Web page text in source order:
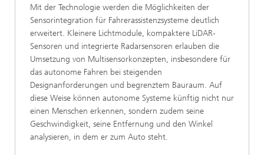
Mit der Technologie werden die Möglichkeiten der
Sensorintegration für Fahrerassistenzsysteme deutlich
erweitert. Kleinere Lichtmodule, kompaktere LiDAR-
Sensoren und integrierte Radarsensoren erlauben die
Umsetzung von Multisensorkonzepten, insbesondere für
das autonome Fahren bei steigenden
Designanforderungen und begrenztem Bauraum. Auf
diese Weise können autonome Systeme künftig nicht nur
einen Menschen erkennen, sondern zudem seine
Geschwindigkeit, seine Entfernung und den Winkel
analysieren, in dem er zum Auto steht.